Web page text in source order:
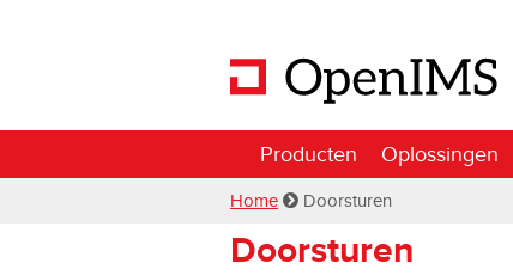
Producten Oplossingen
Home Doorsturen
Doorsturen